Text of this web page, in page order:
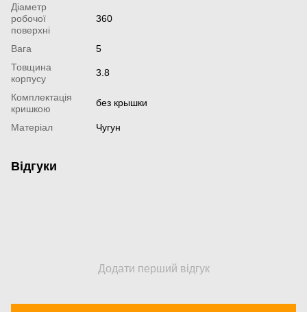
Діаметр
робочої
поверхні
360
Вага
5
Товщина
корпусу
3.8
Комплектація
кришкою
без крышки
Матеріал Чугун
Відгуки
Додати перший відгук